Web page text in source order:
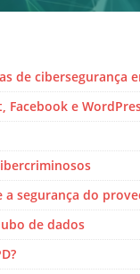
de cibersegurança
e
segurança do
de dados